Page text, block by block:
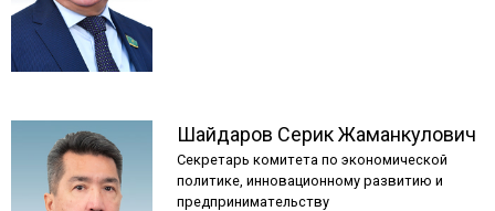
Шайдаров СерикЖаманкулович
Секретарь комитета по экономической
политике, инновационному развитию и
предпринимательству